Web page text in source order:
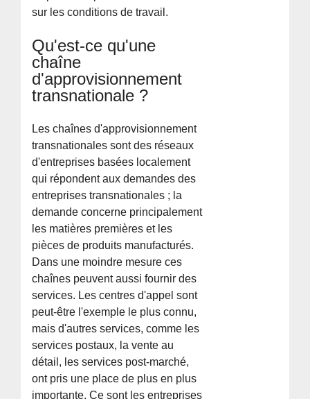
sur les conditions de travail.
Qu'est-ce qu'une
chaîne
d'approvisionnement
transnationale ?
Les chaînes d'approvisionnement
transnationales sont des réseaux
d'entreprises basées localement
qui répondent aux demandes des
entreprises transnationales ; la
demande concerne principalement
les matières premières et les
pièces de produits manufacturés.
Dans une moindre mesure ces
chaînes peuvent aussi fournir des
services. Les centres d'appel sont
peut-être l'exemple le plus connu,
mais d'autres services, comme les
services postaux, la vente au
détail, les services post-marché,
ont pris une place de plus en plus
importante. Ce sont les entreprises